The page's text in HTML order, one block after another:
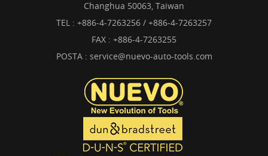
Changhua 50063, Taiwan
TEL : +886-4-7263256 / +886-4-7263257
FAX : +886-4-7263255
POSTA : service@nuevo-auto-tools.com